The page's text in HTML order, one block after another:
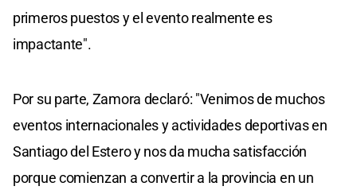
primeros puestos y el evento realmente es
impactante".
Por su parte, Zamora declaró: "Venimos de muchos
eventos internacionales y actividades deportivas en
Santiago del Estero y nos da mucha satisfacción
porque comienzan a convertir a la provincia en un